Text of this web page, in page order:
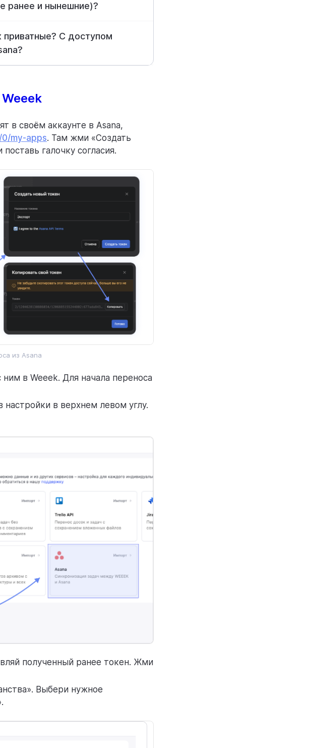
ранее и нынешние)?
приватные? С доступом
Weeek
в своём аккаунте в Asana,
my-apps. Там жми «Создать
галочку согласия.
из Asana
в Weeek. Для начала переноса
в верхнем левом углу.
полученный ранее токен. Жми
Выбери нужное